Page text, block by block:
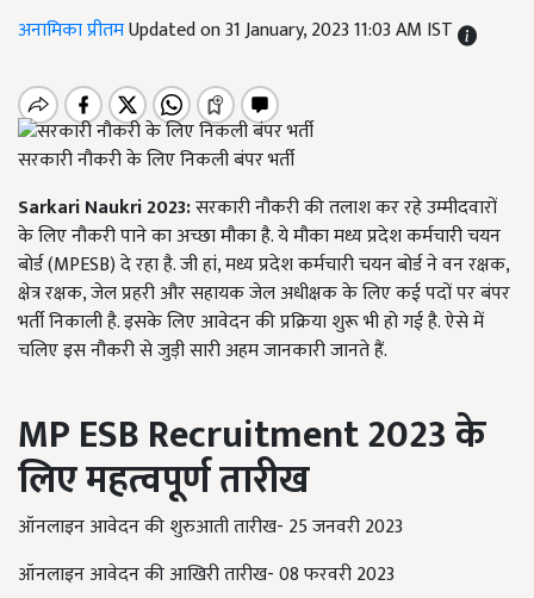
अनामिका प्रीतमUpdated on 31 January, 2023 11:03 AM IST
सरकारी नौकरी के लिए निकली बंपर भर्ती
Sarkari Naukri 2023:सरकारी नौकरी की तलाश कर रहे उम्मीदवारों
के लिए नौकरी पाने का अच्छा मौका है. ये मौका मध्य प्रदेश कर्मचारी चयन
बोर्ड (MPESB) दे रहा है. जी हां, मध्य प्रदेश कर्मचारी चयन बोर्ड ने वन रक्षक,
क्षेत्र रक्षक, जेल प्रहरी और सहायक जेल अधीक्षक के लिए कई पदों पर बंपर
भर्ती निकाली है. इसके लिए आवेदन की प्रक्रिया शुरू भी हो गई है. ऐसे में
चलिए इस नौकरी से जुड़ी सारी अहम जानकारी जानते हैं.
MP ESB Recruitment 2023के
लिए महत्वपूर्ण तारीख
ऑनलाइन आवेदन की शुरुआती तारीख- 25 जनवरी 2023
ऑनलाइन आवेदन की आखिरी तारीख- 08 फरवरी 2023